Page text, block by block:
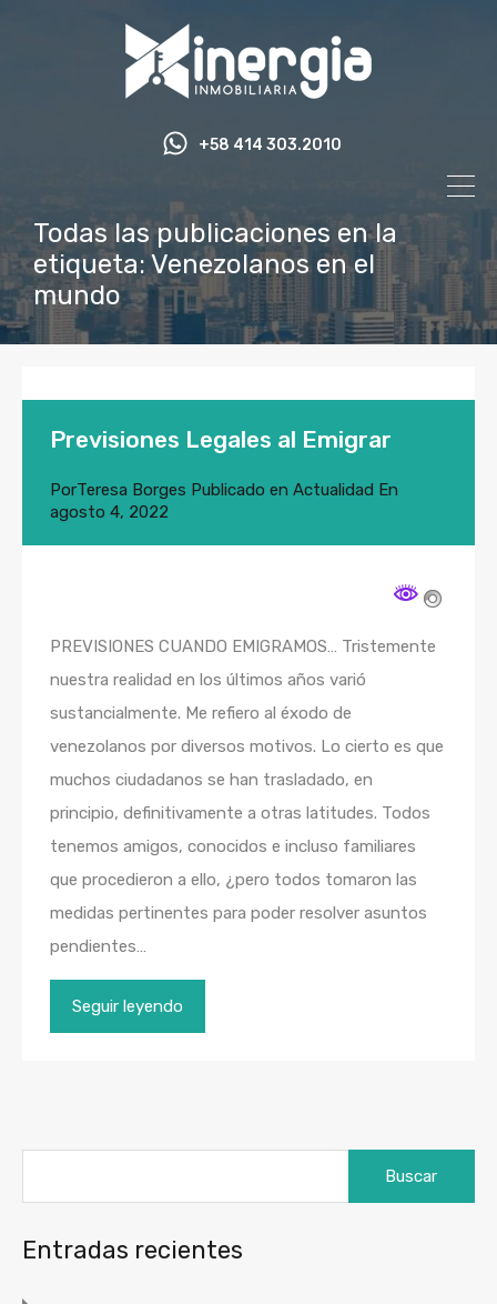
+58 414 303.2010
Todas las publicaciones en la
etiqueta: Venezolanos en el
mundo
Previsiones Legales al Emigrar
PorTeresa Borges Publicado en Actualidad En
agosto 4, 2022
PREVISIONES CUANDO EMIGRAMOS… Tristemente
nuestra realidad en los últimos años varió
sustancialmente. Me refiero al éxodo de
venezolanos por diversos motivos. Lo cierto es que
muchos ciudadanos se han trasladado, en
principio, definitivamente a otras latitudes. Todos
tenemos amigos, conocidos e incluso familiares
que procedieron a ello, ¿pero todos tomaron las
medidas pertinentes para poder resolver asuntos
pendientes…
Seguir leyendo
Entradas recientes